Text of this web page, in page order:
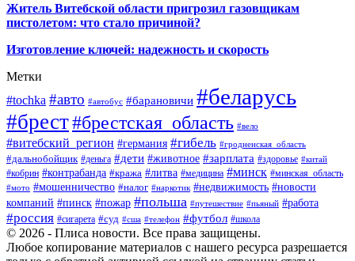
Житель Витебской области пригрозил газовщикам
пистолетом: что стало причиной?
Изготовление ключей: надежность и скорость
Метки
#tochka #авто #автобус #барановичи #беларусь
#брест#брестская_область #вело
#витебский_регион #германия #гибель #гродненская_область
#дальнобойщик #деньга #дети #животное #зарплата #здоровье #китай
#кобрин #контрабанда #кража #литва #медицина #минск #минская_область
#мото #мошенничество #налог #наркотик #недвижимость #новости
компаний #пинск #пожар #польша #путешествие #пьяный #работа
#россия #сигарета #суд #сша #телефон #футбол #школа
© 2026 - Плиса новости. Все права защищены.
Любое копирование материалов с нашего ресурса разрешается